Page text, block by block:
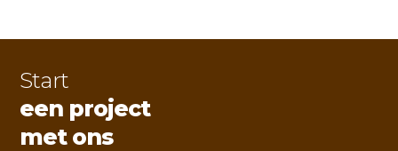
Start
een project
met ons